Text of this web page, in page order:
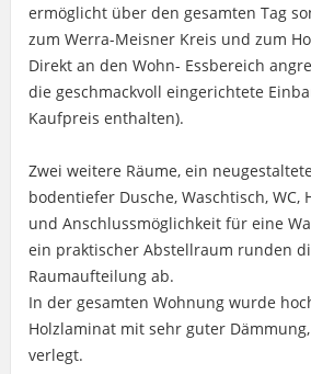
ermöglicht über den gesamten Tag
zum Werra-Meisner Kreis und zum
Direkt an den Wohn- Essbereich
die geschmackvoll eingerichtete
Kaufpreis enthalten).
Zwei weitere Räume, ein
bodentiefer Dusche, Waschtisch, WC,
und Anschlussmöglichkeit für eine
ein praktischer Abstellraum runden
Raumaufteilung ab.
In der gesamten Wohnung wurde
Holzlaminat mit sehr guter
verlegt.